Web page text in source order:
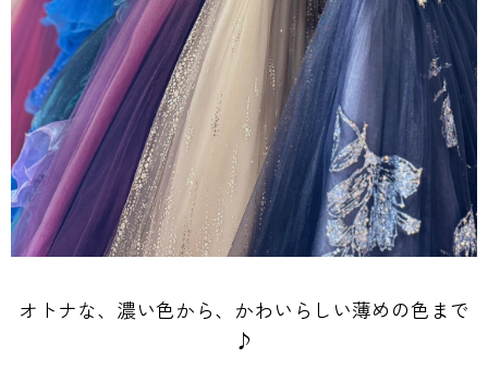
オトナな、濃い色から、かわいらしい薄めの色まで
♪